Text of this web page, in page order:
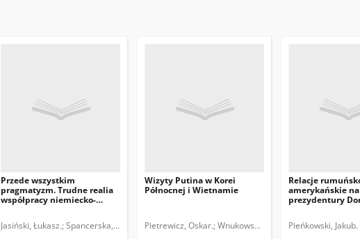
Przede wszystkim
pragmatyzm. Trudne realia
współpracy niemiecko-
Jasiński, Łukasz. Spancerska, Aleksandra Maria.
Wizyty Putina w Korei
Północnej i Wietnamie
Pietrewicz, Oskar. Wnukowski, Damian.
Relacje
amerykańskie
prezydentury
Pieńkowski, Jakub.